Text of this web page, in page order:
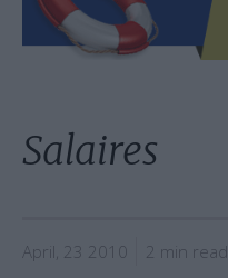
Salaires
April, 23 2010 2 min read